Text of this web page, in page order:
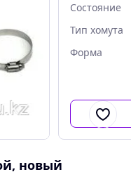
Состояние
Тип хомута
Форма
новый